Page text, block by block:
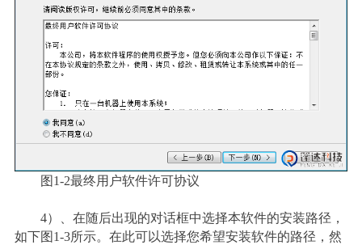
图1-2最终用户软件许可协议
4）
、在随后出现的对话框中选择本软件的安装路径，
如下图1-3所示。在此可以选择您希望安装软件的路径，然